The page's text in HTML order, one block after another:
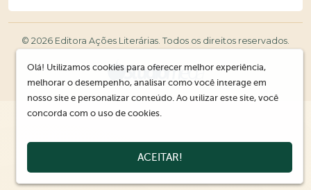
© 2026 Editora Ações Literárias. Todos os direitos reservados.
Olá! Utilizamos cookies para oferecer melhor experiência,
melhorar o desempenho, analisar como você interage em
nosso site e personalizar conteúdo. Ao utilizar este site, você
concorda com o uso de cookies.
ACEITAR!